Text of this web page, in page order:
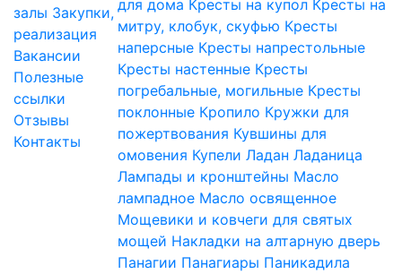
залы Закупки,
реализация
Вакансии
Полезные
ссылки
Отзывы
Контакты
для дома Кресты на купол Кресты на
митру, клобук, скуфью Кресты
наперсные Кресты напрестольные
Кресты настенные Кресты
погребальные, могильные Кресты
поклонные Кропило Кружки для
пожертвования Кувшины для
омовения Купели Ладан Ладаница
Лампады и кронштейны Масло
лампадное Масло освященное
Мощевики и ковчеги для святых
мощей Накладки на алтарную дверь
Панагии Панагиары Паникадила